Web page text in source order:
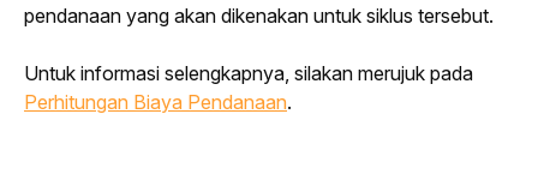
pendanaan yang akan dikenakan untuk siklus tersebut.
Perhitungan Biaya Pendanaan.